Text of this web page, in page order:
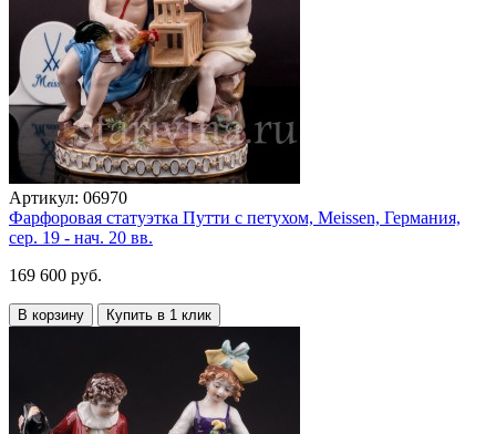
Артикул: 06970
Фарфоровая статуэтка Путти с петухом, Meissen, Германия,
сер. 19 - нач. 20 вв.
169 600 руб.
В корзину Купить в 1 клик